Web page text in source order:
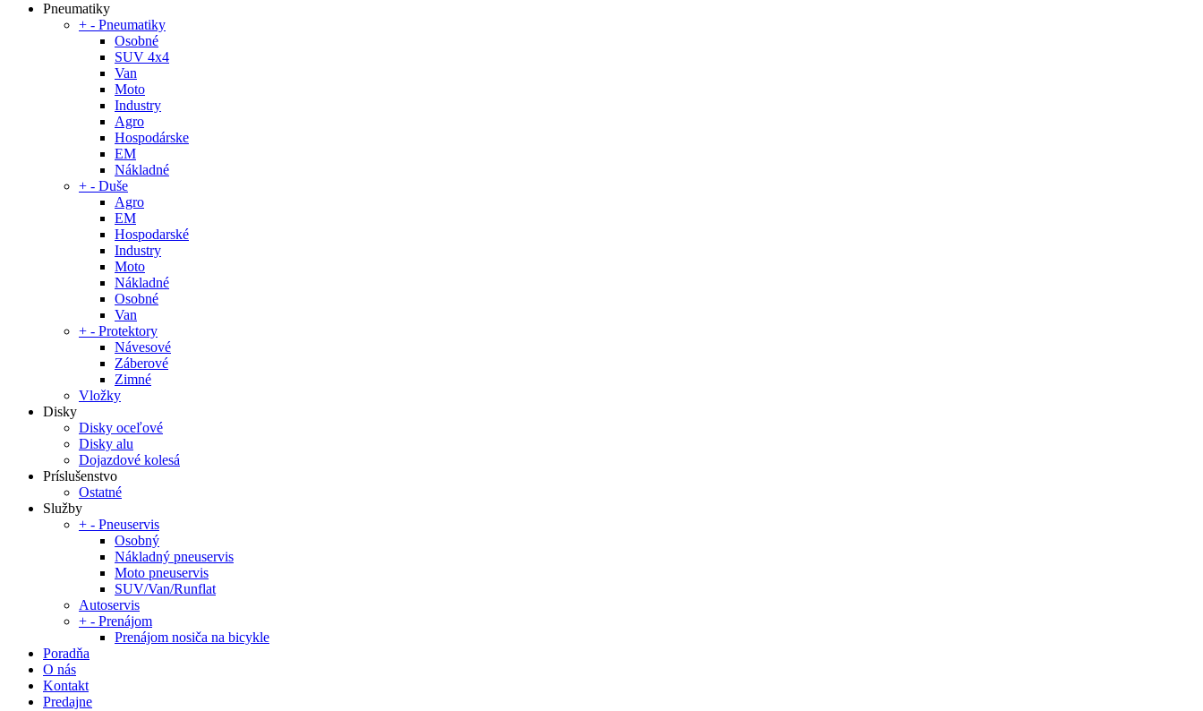
Pneumatiky
+ - Pneumatiky
Osobné
SUV 4x4
Van
Moto
Industry
Agro
Hospodárske
EM
Nákladné
+ - Duše
Agro
EM
Hospodarské
Industry
Moto
Nákladné
Osobné
Van
+ - Protektory
Návesové
Záberové
Zimné
Vložky
Disky
Disky oceľové
Disky alu
Dojazdové kolesá
Príslušenstvo
Ostatné
Služby
+ - Pneuservis
Osobný
Nákladný pneuservis
Moto pneuservis
SUV/Van/Runflat
Autoservis
+ - Prenájom
Prenájom nosiča na bicykle
Poradňa
O nás
Kontakt
Predajne